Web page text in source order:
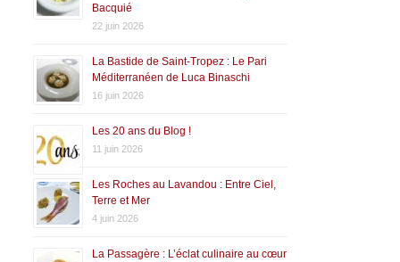
Bacquié
22 juin 2026
La Bastide de Saint-Tropez : Le Pari
Méditerranéen de Luca Binaschi
16 juin 2026
Les 20 ans du Blog !
11 juin 2026
Les Roches au Lavandou : Entre Ciel,
Terre et Mer
4 juin 2026
La Passagère : L’éclat culinaire au cœur